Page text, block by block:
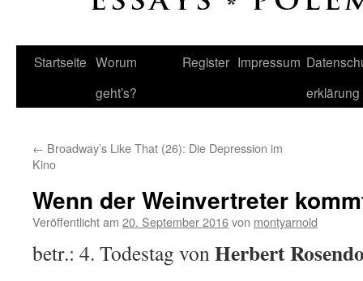
Startseite Worum
geht’s?
Register Impressum
erklärung
← Broadway’s Like That (26): Die Depression im
Kino
Wenn der Weinvertreter
Veröffentlicht am 20. September 2016von montyarnold
betr.: 4. Todestag vonHerbert